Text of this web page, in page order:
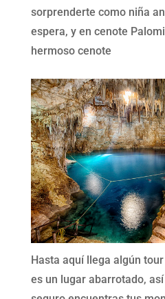
sorprenderte como niña
espera, y en cenote
hermoso cenote
Hasta aquí llega algún
es un lugar abarrotado,